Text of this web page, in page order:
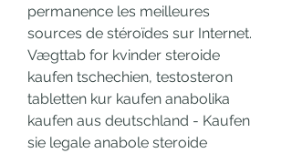
permanence les meilleures
sources de stéroïdes sur Internet.
Vægttab for kvinder steroide
kaufen tschechien, testosteron
tabletten kur kaufen anabolika
kaufen aus deutschland - Kaufen
sie legale anabole steroide